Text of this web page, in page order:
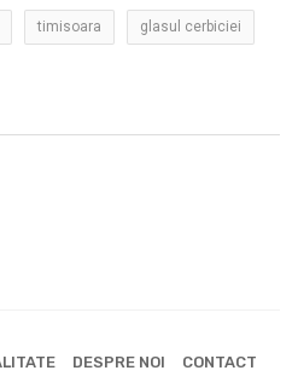
timisoara glasul cerbiciei
DESPRE NOI CONTACT